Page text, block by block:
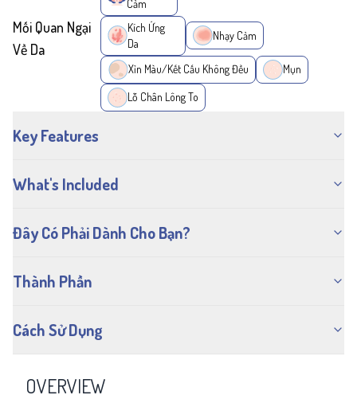
Cảm
Mối Quan Ngại
Về Da
Kích Ứng
Da
Nhạy Cảm
Xỉn Màu/Kết Cấu Không Đều Mụn
Lỗ Chân Lông To
Key Features
What's Included
Đây Có Phải Dành Cho Bạn?
Thành Phần
Cách Sử Dụng
OVERVIEW